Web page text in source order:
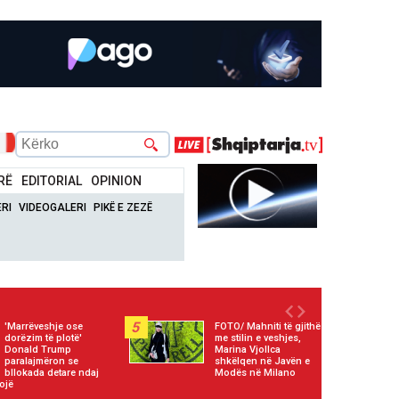
EDITORIAL OPINION
VIDEOGALERI PIKË E ZEZË
'Marrëveshje ose
dorëzim të plotë'
Donald Trump
paralajmëron se
bllokada detare ndaj
5
FOTO/ Mahniti të gjithë
me stilin e veshjes,
Marina Vjollca
shkëlqen në Javën e
Modës në Milano